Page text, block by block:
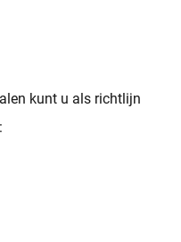
kunt u als richtlijn